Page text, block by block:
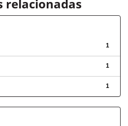
relacionadas
1
1
1